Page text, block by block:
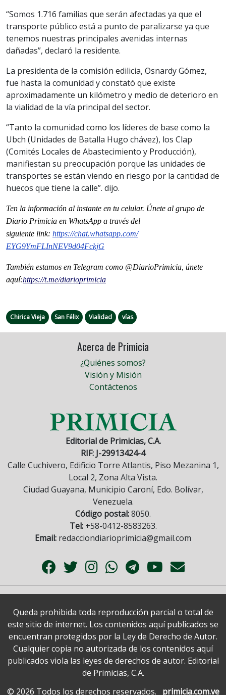
“Somos 1.716 familias que serán afectadas ya que el
transporte público está a punto de paralizarse ya que
tenemos nuestras principales avenidas internas
dañadas”, declaró la residente.
La presidenta de la comisión edilicia, Osnardy Gómez,
fue hasta la comunidad y constató que existe
aproximadamente un kilómetro y medio de deterioro en
la vialidad de la vía principal del sector.
“Tanto la comunidad como los líderes de base como la
Ubch (Unidades de Batalla Hugo chávez), los Clap
(Comités Locales de Abastecimiento y Producción),
manifiestan su preocupación porque las unidades de
transportes se están viendo en riesgo por la cantidad de
huecos que tiene la calle”. dijo.
Ten la información al instante en tu celular. Únete al grupo de
Diario Primicia en WhatsApp a través del
siguiente link: https://chat.whatsapp.com/
EYG9YmFLInNEV9d04FckjG
También estamos en Telegram como @DiarioPrimicia, únete
aquí:https://t.me/diarioprimicia
Chirica Vieja San Félix Vialidad vías
Acerca de Primicia
¿Quiénes somos?
Visión y Misión
Contáctenos
Editorial de Primicias, C.A.
RIF: J-29913424-4
Calle Cuchivero, Edificio Torre Atlantis, Piso Mezanina 1,
Local 2, Zona Alta Vista.
Ciudad Guayana, Municipio Caroní, Edo. Bolívar,
Venezuela.
Código postal:8050.
Tel:+58-0412-8583263.
Email: redacciondiarioprimicia@gmail.com
Queda prohibida toda reproducción parcial o total de
este sitio de internet. Los contenidos aquí publicados se
encuentran protegidos por la Ley de Derecho de Autor.
Cualquier copia no autorizada de los contenidos aquí
publicados viola las leyes de derechos de autor. Editorial
de Primicias, C.A.
© 2026 Todos los derechos reservados.
primicia.com.ve